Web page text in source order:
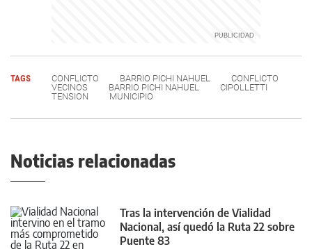
TAGS CONFLICTO BARRIO PICHI NAHUEL
CONFLICTO
VECINOS
BARRIO PICHI NAHUEL
CIPOLLETTI
TENSION
MUNICIPIO
Noticias relacionadas
Tras la intervención de Vialidad
Nacional, así quedó la Ruta 22 sobre
Puente 83